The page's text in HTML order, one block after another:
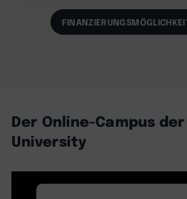
Der Online-Campus der
University